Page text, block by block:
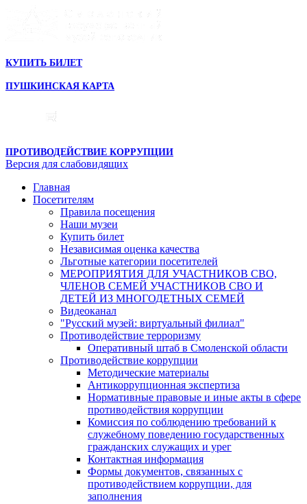
КУПИТЬ БИЛЕТ
ПУШКИНСКАЯ КАРТА
ПРОТИВОДЕЙСТВИЕ КОРРУПЦИИ
Версия для слабовидящих
Главная
Посетителям
Правила посещения
Наши музеи
Купить билет
Независимая оценка качества
Льготные категории посетителей
МЕРОПРИЯТИЯ ДЛЯ УЧАСТНИКОВ СВО,
ЧЛЕНОВ СЕМЕЙ УЧАСТНИКОВ СВО И
ДЕТЕЙ ИЗ МНОГОДЕТНЫХ СЕМЕЙ
Видеоканал
"Русский музей: виртуальный филиал"
Противодействие терроризму
Оперативный штаб в Смоленской области
Противодействие коррупции
Методические материалы
Антикоррупционная экспертиза
Нормативные правовые и иные акты в сфере
противодействия коррупции
Комиссия по соблюдению требований к
служебному поведению государственных
гражданских служащих и урег
Контактная информация
Формы документов, связанных с
противодействием коррупции, для
заполнения